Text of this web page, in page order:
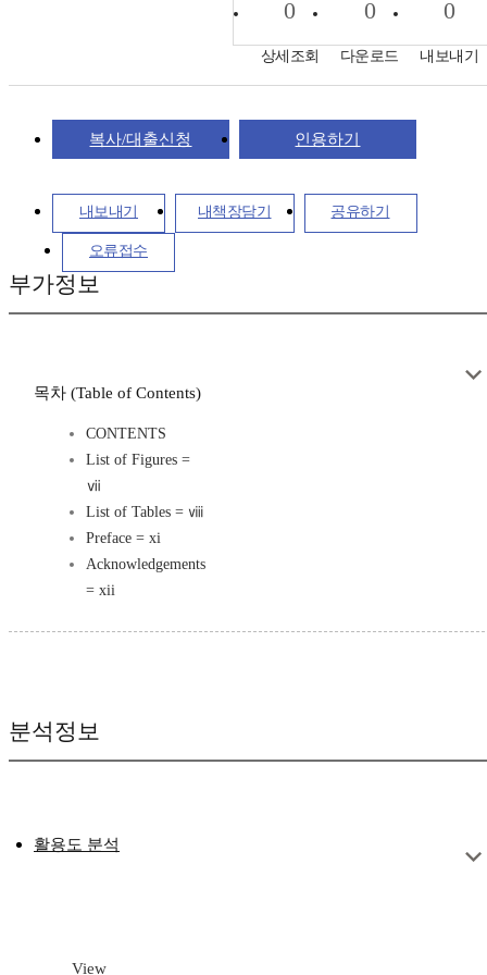
0
상세조회
0
다운로드
0
내보내기
복사/대출신청 인용하기
내보내기 내책장담기 공유하기
오류접수
부가정보
목차 (Table of Contents)
CONTENTS
List of Figures =
ⅶ
List of Tables = ⅷ
Preface = xi
Acknowledgements
= xii
분석정보
활용도 분석
View